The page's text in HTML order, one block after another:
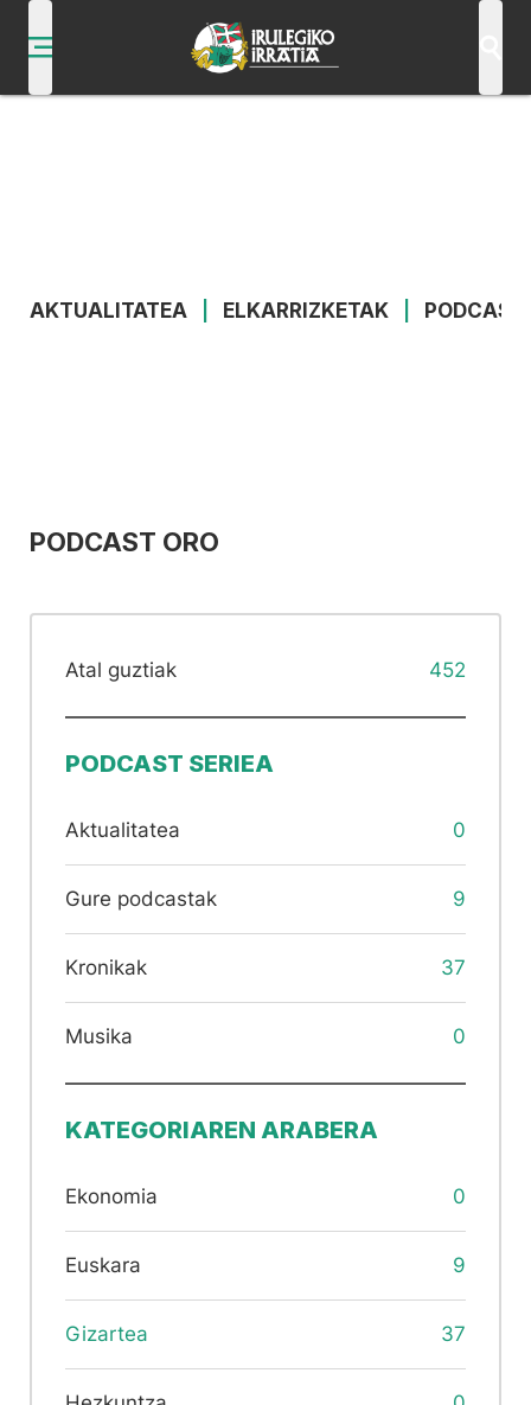
AKTUALITATEA ELKARRIZKETAK
PODCAST ORO
Atal guztiak 452
PODCAST SERIEA
Aktualitatea 0
Gure podcastak 9
Kronikak 37
Musika 0
KATEGORIAREN ARABERA
Ekonomia 0
Euskara 9
Gizartea 37